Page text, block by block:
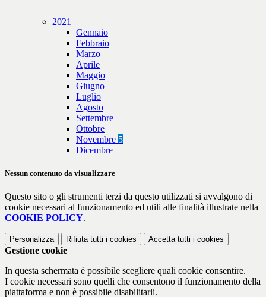
2021
Gennaio
Febbraio
Marzo
Aprile
Maggio
Giugno
Luglio
Agosto
Settembre
Ottobre
Novembre 5
Dicembre
Nessun contenuto da visualizzare
Questo sito o gli strumenti terzi da questo utilizzati si avvalgono di
cookie necessari al funzionamento ed utili alle finalità illustrate nella
COOKIE POLICY.
Personalizza Rifiuta tutti i cookies Accetta tutti i cookies
Gestione cookie
In questa schermata è possibile scegliere quali cookie consentire.
I cookie necessari sono quelli che consentono il funzionamento della
piattaforma e non è possibile disabilitarli.